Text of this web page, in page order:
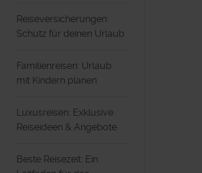
Reiseversicherungen:
Schutz für deinen Urlaub
Familienreisen: Urlaub
mit Kindern planen
Luxusreisen: Exklusive
Reiseideen & Angebote
Beste Reisezeit: Ein